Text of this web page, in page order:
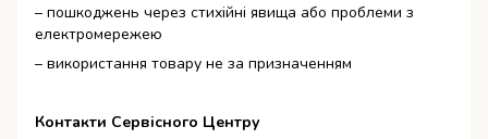
– пошкоджень через стихійні явища або проблеми з
електромережею
– використання товару не за призначенням
Контакти Сервісного Центру